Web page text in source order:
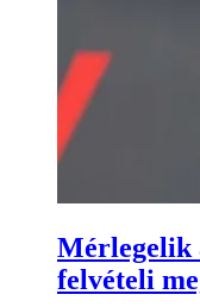
Mérlegelik
felvételi